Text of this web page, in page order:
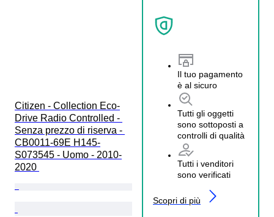
Il tuo pagamento
è al sicuro
Tutti gli oggetti
sono sottoposti a
controlli di qualità
Tutti i venditori
sono verificati
Scopri di più
Citizen - Collection Eco-
Drive Radio Controlled -
Senza prezzo di riserva -
CB0011-69E H145-
S073545 - Uomo - 2010-
2020